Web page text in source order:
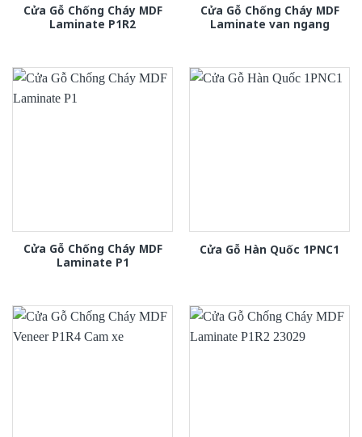
Cửa Gỗ Chống Cháy MDF
Laminate P1R2
Cửa Gỗ Chống Cháy MDF
Laminate van ngang
Cửa Gỗ Chống Cháy MDF
Laminate P1
Cửa Gỗ Hàn Quốc 1PNC1